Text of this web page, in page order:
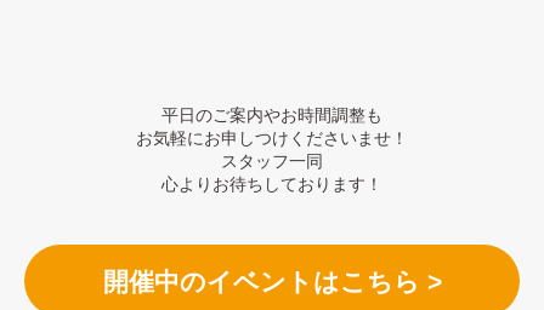
平日のご案内やお時間調整も
お気軽にお申しつけくださいませ！
スタッフ一同
心よりお待ちしております！
開催中のイベントはこちら >